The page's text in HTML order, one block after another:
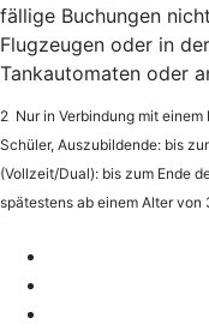
fällige Buchungen
Flugzeugen oder in
Tankautomaten oder
2 Nur in Verbindung mit einem
Schüler, Auszubildende: bis
(Vollzeit/Dual): bis zum Ende
spätestens ab einem Alter von